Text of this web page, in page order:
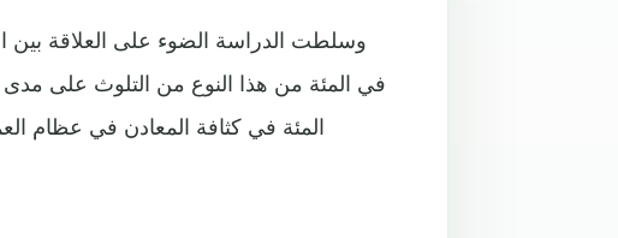
المئة في كثافة المعادن في عظام